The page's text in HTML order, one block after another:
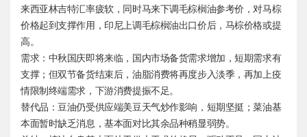
来西亚林吉特汇率疲软，同时马来下调毛棕榈油参考价，对马棕
价格起到支撑作用，印尼上调毛棕榈油出口价后，马棕价格或提
高。
需求：中秋国庆即将来临，国内市场备货需求增加，短期需求有
支撑；但双节备货结束后，油脂消费将再度步入淡季，再加上疫
情限制终端需求，下游消费提振不足。
替代品：豆油仍受供应端美豆天气炒作影响，短期坚挺；菜油基
本面暂时缺乏消息，基本面对比其余品种稍显弱势。